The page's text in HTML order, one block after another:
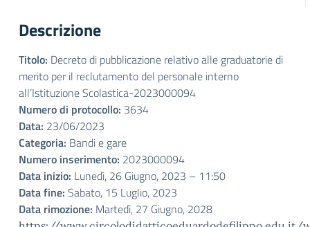
Descrizione
Titolo: Decreto di pubblicazione relativo alle graduatorie di
merito per il reclutamento del personale interno
all’Istituzione Scolastica-2023000094
Numero di protocollo: 3634
Data: 23/06/2023
Categoria: Bandi e gare
Numero inserimento: 2023000094
Data inizio: Lunedì, 26 Giugno, 2023 – 11:50
Data fine: Sabato, 15 Luglio, 2023
Data rimozione: Martedì, 27 Giugno, 2028